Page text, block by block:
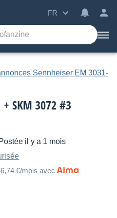
FR
Sennheiser EM 3031-
+ SKM 3072 #3
Postée il y a 1 mois
€/mois avec